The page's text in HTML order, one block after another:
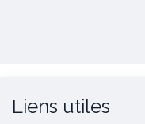
Liens utiles